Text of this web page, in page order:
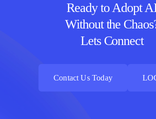
Ready to Adopt
Without the
Lets Connect
Contact Us Today